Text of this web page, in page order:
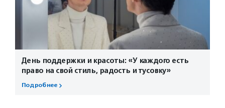
День поддержки и красоты: «У каждого есть
право на свой стиль, радость и тусовку»
Подробнее